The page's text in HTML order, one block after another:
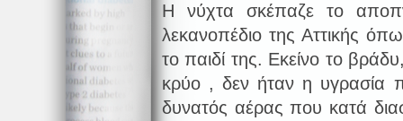
Η νύχτα σκέπαζε το
λεκανοπέδιο της Αττικής
το παιδί της. Εκείνο το
κρύο , δεν ήταν η υγρασία
δυνατός αέρας που κατά